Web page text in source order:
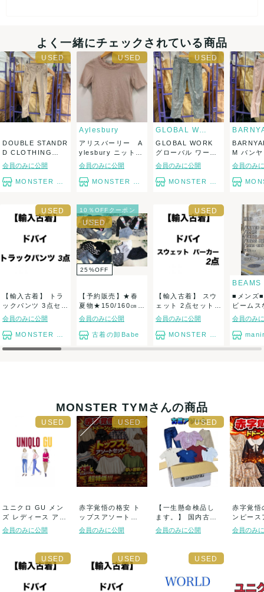
他にも同ジャンルのものやメンズ、レディース、キッズ、小物
などアパレル品、多数出品中です。
よく一緒にチェックされている商品
DOUBLE STANDR
D CLOTHING
ダ...
会員のみに公開
MONSTER TYM
Aylesbury
アリスバーリー A
ylesbury ニットト
ップス...
会員のみに公開
MONSTER TYM
GLOBAL WORK
GLOBAL WORK
グローバル ワーク
グレー...
会員のみに公開
MONSTER TYM
M バン
ーム ボ
会員のみ
【輸入古着】 トラ
ックパンツ 3点セッ
ト アディダ...
会員のみに公開
MONSTER TYM
10％OFFクーポン
25 %OFF
【予約販売】★春
夏物★150/160㎝サ
イズ・女の...
会員のみに公開
古着の卸Babe
【輸入古着】 スウ
ェット 2点セット
ドバイベー...
会員のみに公開
MONSTER TYM
BEAMS
■メンズ
ビームス
クトシ
会員のみ
MONSTER TYMさんの商品
ユニクロ GU メン
ズ レディース アパ
レルセット...
会員のみに公開
赤字覚悟の格安 ト
ップスアソートセ
ット まとめ売り
会員のみに公開
【一生懸命検品し
ます。】 国内古着
アソートセット ...
会員のみに公開
赤字覚悟
ンピース
セット
会員のみ